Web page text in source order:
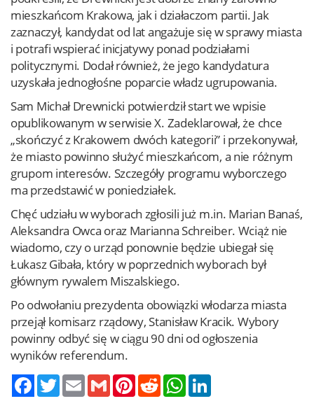
mieszkańcom Krakowa, jak i działaczom partii. Jak
zaznaczył, kandydat od lat angażuje się w sprawy miasta
i potrafi wspierać inicjatywy ponad podziałami
politycznymi. Dodał również, że jego kandydatura
uzyskała jednogłośne poparcie władz ugrupowania.
Sam Michał Drewnicki potwierdził start we wpisie
opublikowanym w serwisie X. Zadeklarował, że chce
„skończyć z Krakowem dwóch kategorii” i przekonywał,
że miasto powinno służyć mieszkańcom, a nie różnym
grupom interesów. Szczegóły programu wyborczego
ma przedstawić w poniedziałek.
Chęć udziału w wyborach zgłosili już m.in. Marian Banaś,
Aleksandra Owca oraz Marianna Schreiber. Wciąż nie
wiadomo, czy o urząd ponownie będzie ubiegał się
Łukasz Gibała, który w poprzednich wyborach był
głównym rywalem Miszalskiego.
Po odwołaniu prezydenta obowiązki włodarza miasta
przejął komisarz rządowy, Stanisław Kracik. Wybory
powinny odbyć się w ciągu 90 dni od ogłoszenia
wyników referendum.
TwitterEmail Gmail PinterestReddit WhatsApp